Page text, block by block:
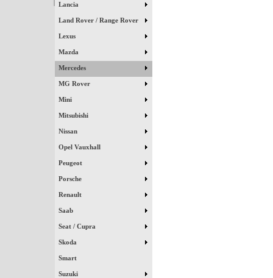
Lancia
Land Rover / Range Rover
Lexus
Mazda
Mercedes
MG Rover
Mini
Mitsubishi
Nissan
Opel Vauxhall
Peugeot
Porsche
Renault
Saab
Seat / Cupra
Skoda
Smart
Suzuki